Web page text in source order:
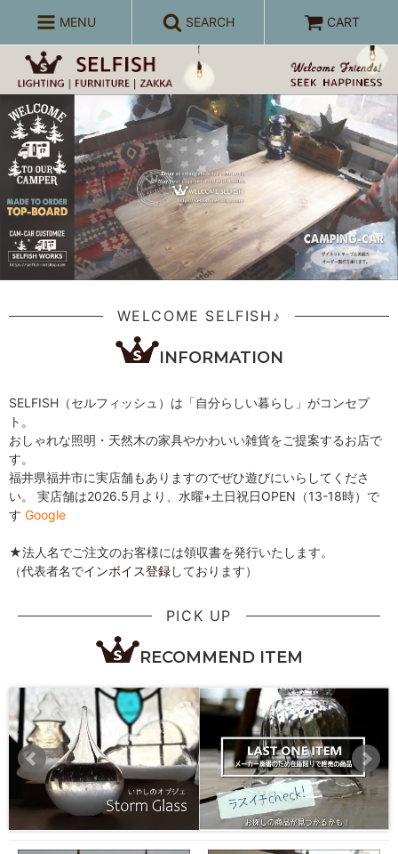
MENU SEARCH CART
WELCOME SELFISH♪
INFORMATION
SELFISH（セルフィッシュ）は「自分らしい暮らし」がコンセプ
ト。
おしゃれな照明・天然木の家具やかわいい雑貨をご提案するお店で
す。
福井県福井市に実店舗もありますのでぜひ遊びにいらしてくださ
い。 実店舗は2026.5月より、水曜+土日祝日OPEN（13-18時）で
す Google
★法人名でご注文のお客様には領収書を発行いたします。
（代表者名でインボイス登録しております）
PICK UP
RECOMMEND ITEM